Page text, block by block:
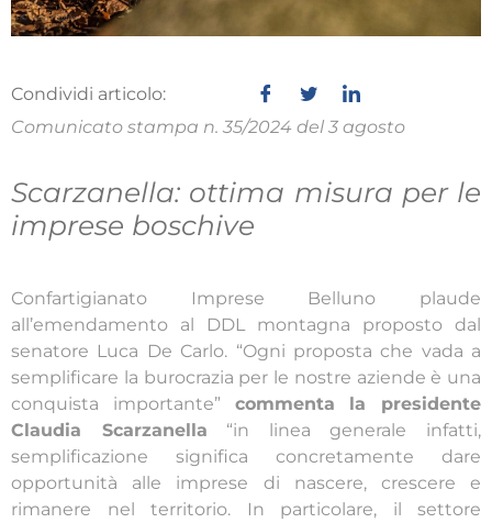
Condividi articolo:
Comunicato stampa n. 35/2024 del 3 agosto
Scarzanella: ottima misura per le
imprese boschive
Confartigianato Imprese Belluno plaude
all’emendamento al DDL montagna proposto dal
senatore Luca De Carlo. “Ogni proposta che vada a
semplificare la burocrazia per le nostre aziende è una
conquista importante” commenta la presidente
Claudia Scarzanella “in linea generale infatti,
semplificazione significa concretamente dare
opportunità alle imprese di nascere, crescere e
rimanere nel territorio. In particolare, il settore